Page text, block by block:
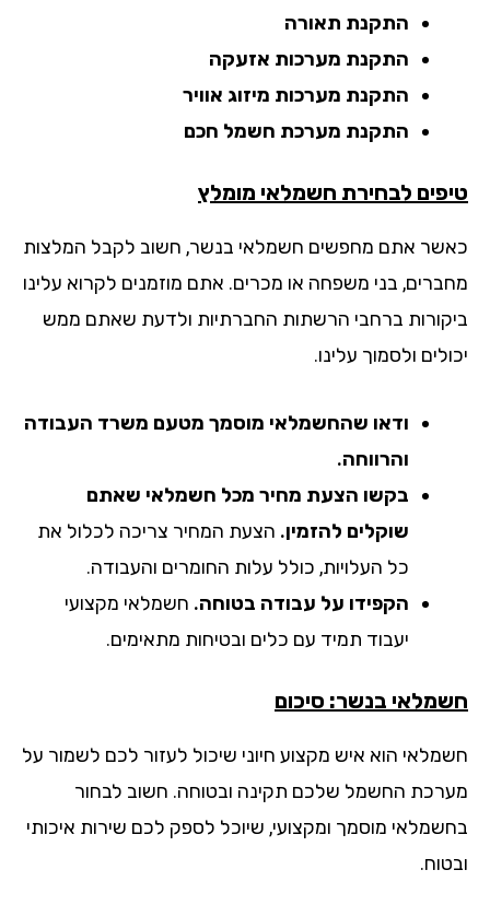
התקנת תאורה
התקנת מערכות אזעקה
התקנת מערכות מיזוג אוויר
התקנת מערכת חשמל חכם
לבחירת חשמלאי מומלץ
אתם מחפשים חשמלאי בנשר, חשוב לקבל המלצות
בני משפחה או מכרים. אתם מוזמנים לקרוא עלינו
ברחבי הרשתות החברתיות ולדעת שאתם ממש
ולסמוך עלינו.
ודאו שהחשמלאי מוסמך מטעם משרד העבודה
והרווחה.
בקשו הצעת מחיר מכל חשמלאי שאתם
שוקלים להזמין.הצעת המחיר צריכה לכלול את
כל העלויות, כולל עלות החומרים והעבודה.
הקפידו על עבודה בטוחה.חשמלאי מקצועי
יעבוד תמיד עם כלים ובטיחות מתאימים.
בנשר: סיכום
הוא איש מקצוע חיוני שיכול לעזור לכם לשמור על
החשמל שלכם תקינה ובטוחה. חשוב לבחור
מוסמך ומקצועי, שיוכל לספק לכם שירות איכותי